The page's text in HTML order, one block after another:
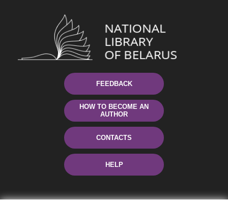
FEEDBACK
HOW TO BECOME AN
AUTHOR
CONTACTS
HELP